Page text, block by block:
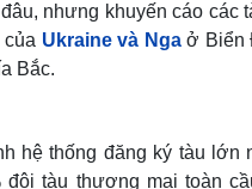
nhưng khuyến cáo các
Ukraine và Ngaở Biển
Bắc.
hệ thống đăng ký tàu lớn
đội tàu thương mại toàn